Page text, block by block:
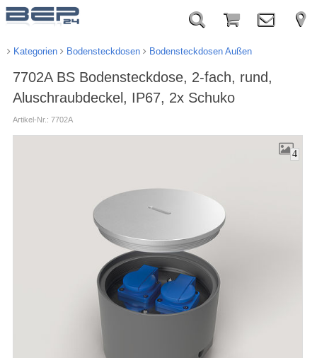
Kategorien Bodensteckdosen Bodensteckdosen Außen
7702A BS Bodensteckdose, 2-fach, rund,
Aluschraubdeckel, IP67, 2x Schuko
Artikel-Nr.: 7702A
4